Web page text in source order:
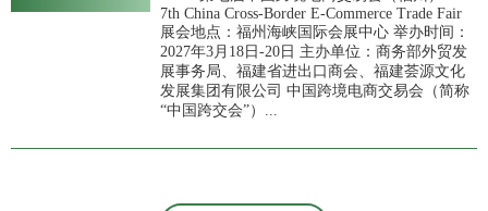
7th China Cross-Border E-Commerce Trade Fair
展会地点：福州海峡国际会展中心 举办时间：
2027年3月18日-20日 主办单位：商务部外贸发
展事务局、福建省进出口商会、福建荟源文化
发展集团有限公司 中国跨境电商交易会（简称
“中国跨交会”）...